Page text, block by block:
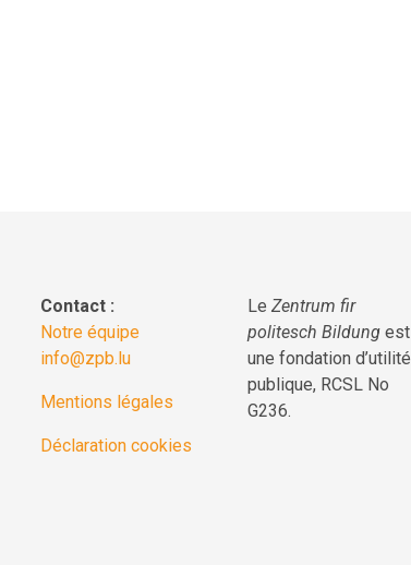
Contact :
Notre équipe
info@zpb.lu
Mentions légales
Déclaration cookies
Le Zentrum fir
politesch Bildung est
une fondation d’utilité
publique, RCSL No
G236.